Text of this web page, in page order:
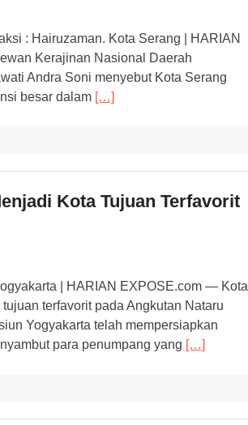
: Hairuzaman. Kota Serang | HARIAN
Kerajinan Nasional Daerah
Andra Soni menyebut Kota Serang
besar dalam […]
Kota Tujuan Terfavorit
| HARIAN EXPOSE.com — Kota
terfavorit pada Angkutan Nataru
Yogyakarta telah mempersiapkan
para penumpang yang […]